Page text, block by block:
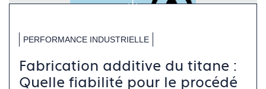
PERFORMANCE INDUSTRIELLE
Fabrication additive du titane :
Quelle fiabilité pour le procédé